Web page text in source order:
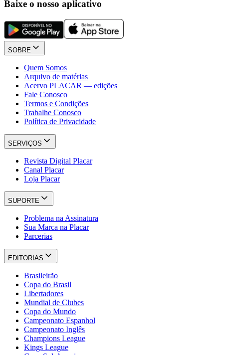
Baixe o nosso aplicativo
SOBRE
Quem Somos
Arquivo de matérias
Acervo PLACAR — edições
Fale Conosco
Termos e Condições
Trabalhe Conosco
Política de Privacidade
SERVIÇOS
Revista Digital Placar
Canal Placar
Loja Placar
SUPORTE
Problema na Assinatura
Sua Marca na Placar
Parcerias
EDITORIAS
Brasileirão
Copa do Brasil
Libertadores
Mundial de Clubes
Copa do Mundo
Campeonato Espanhol
Campeonato Inglês
Champions League
Kings League